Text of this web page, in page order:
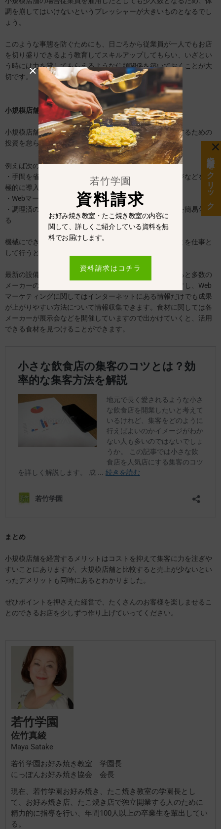
調を崩してはいけないというプレッシャーが大きいものとなるでし
ょう。
このような事態を防ぐためにも、日ごろから従業員が一人でもお店
を切り盛りできるよう教育してスキルアップしてもらい、いざとい
う時には力を貸してもらえるような信頼関係を築いておくことが大
切です。
小規模店舗を経営する際のポイント
小規模店舗を経営する際のポイントは、効率良く経営をするための
投資を怠らないことだと言えます。
例えば次のような工夫ができるでしょう。
・手間を省くことのできる食器洗浄機、フライヤー、レジなどを積
極的に導入する
・Webマーケティングを積極的に活用する
・調理済の食材を使うなどして、料理のオペレーションを簡易化す
る
機械にできることはなるべく任せ、人にしかできないことを仕事と
して行うという観点で考えることが重要です。
最新の設備機器については厨房設備機器展などに参加すると多数の
メーカーの最新機器を一度に見ることができて効率的ですし、Web
マーケティングに関してはインターネットにある情報だけでも成果
が上がりやすい方法について情報収集できます。食材に関しては各
メーカーが展示会などを開催していますので出かけていくと、活用
できる食材を見つけることができます。
まとめ
小規模店舗を経営するメリットはコストを抑えて集客に力を注ぎや
すいことにありますが、大規模店舗と比較すると売上が少ないとい
ったデメリットも同時にあるとわかりました。
ぜひポイントを押さえた経営で、たくさんのお客様を楽しませるこ
とのできるお店を少しずつ作り上げていってください。
若竹学園
佐竹真綾
Maya Satake
若竹学園お好み焼き教室 学園長
にっぽんお好み焼き協会 会長
現在、若竹学園お好み焼き、たこ焼き教室の学園長とし
て、お好み焼き店、たこ焼き店で独立開業する人のために
精力的に指導を行い、年間100人以上の卒業生を輩出してい
る。
資料請求をクリック
若竹学園
資料請求
お好み焼き教室・たこ焼き教室の内容に
関して、詳しくご紹介している資料を無
料でお届けします。
資料請求はコチラ